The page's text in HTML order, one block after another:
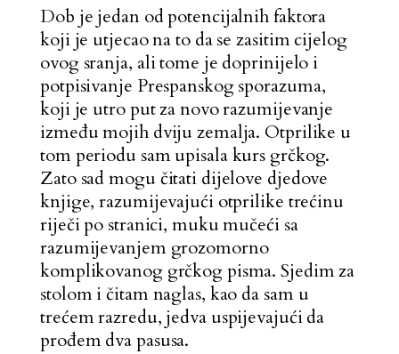
Dob je jedan od potencijalnih faktora
koji je utjecao na to da se zasitim cijelog
ovog sranja, ali tome je doprinijelo i
potpisivanje Prespanskog sporazuma,
koji je utro put za novo razumijevanje
između mojih dviju zemalja. Otprilike u
tom periodu sam upisala kurs grčkog.
Zato sad mogu čitati dijelove djedove
knjige, razumijevajući otprilike trećinu
riječi po stranici, muku mučeći sa
razumijevanjem grozomorno
komplikovanog grčkog pisma. Sjedim za
stolom i čitam naglas, kao da sam u
trećem razredu, jedva uspijevajući da
prođem dva pasusa.